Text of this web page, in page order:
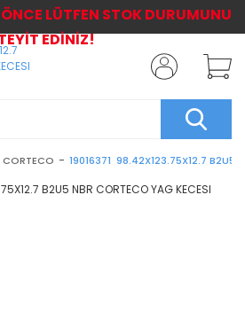
CORTECO 19016371 98.42X123.75X12.7 B2U5
LÜTFEN STOK DURUMUNU
EDİNİZ!